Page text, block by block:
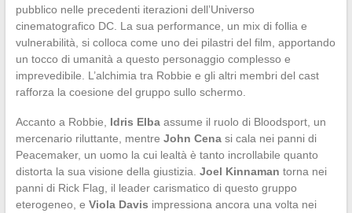
pubblico nelle precedenti iterazioni dell’Universo
cinematografico DC. La sua performance, un mix di follia e
vulnerabilità, si colloca come uno dei pilastri del film, apportando
un tocco di umanità a questo personaggio complesso e
imprevedibile. L’alchimia tra Robbie e gli altri membri del cast
rafforza la coesione del gruppo sullo schermo.
Accanto a Robbie, Idris Elbaassume il ruolo di Bloodsport, un
mercenario riluttante, mentre John Cenasi cala nei panni di
Peacemaker, un uomo la cui lealtà è tanto incrollabile quanto
distorta la sua visione della giustizia. Joel Kinnaman torna nei
panni di Rick Flag, il leader carismatico di questo gruppo
eterogeneo, e Viola Davis impressiona ancora una volta nei